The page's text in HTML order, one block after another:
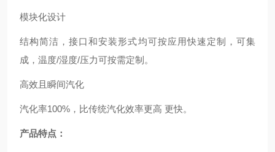
模块化设计
结构简洁，接口和安装形式均可按应用快速定制，可集
成，温度/湿度/压力可按需定制。
高效且瞬间汽化
汽化率100%，比传统汽化效率更高 更快。
产品特点：